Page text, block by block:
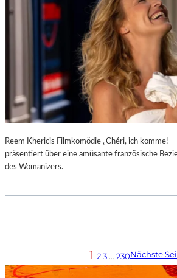
Reem Khericis Filmkomödie „Chéri, ich komme!
präsentiert über eine amüsante französische
des Womanizers.
1 2 3 … 230Nächste